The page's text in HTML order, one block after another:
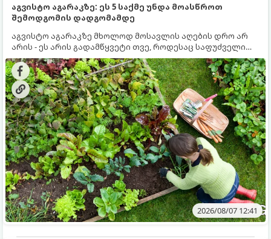
აგვისტო აგარაკზე: ეს 5 საქმე უნდა მოასწროთ
შემოდგომის დადგომამდე
აგვისტო აგარაკზე მხოლოდ მოსავლის აღების დრო არ
არის - ეს არის გადამწყვეტი თვე, როდესაც საფუძველი
ეყრება მომავალი წლის მოსავალს და ბაღი მზადდება
შემოდგომა-ზამთრის სეზონისთვის. იმისათვის, რომ
ნიადაგმა ენერგია აღიდგინოს, ხოლო მცენარეებმა
ზამთარს გაუძლონ, აგვისტოს ბოლომდე 5
მნიშვნელოვანი საქმის გაკეთება უნდა მოასწროთ:
2026/08/07 12:41